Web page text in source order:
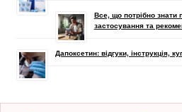
Все, що потрібно знати
застосування та
Дапоксетин: відгуки, інструкція,